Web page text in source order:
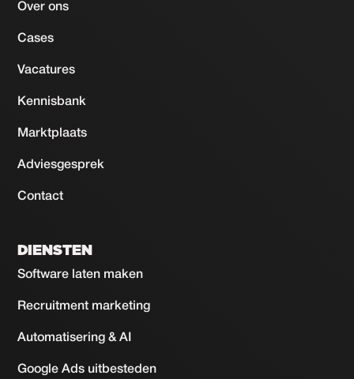
Over ons
Cases
Vacatures
Kennisbank
Marktplaats
Adviesgesprek
Contact
DIENSTEN
Software laten maken
Recruitment marketing
Automatisering & AI
Google Ads uitbesteden